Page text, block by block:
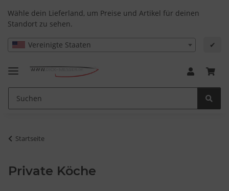
Wähle dein Lieferland, um Preise und Artikel für deinen
Standort zu sehen.
Vereinigte Staaten ✔
Startseite
Private Köche